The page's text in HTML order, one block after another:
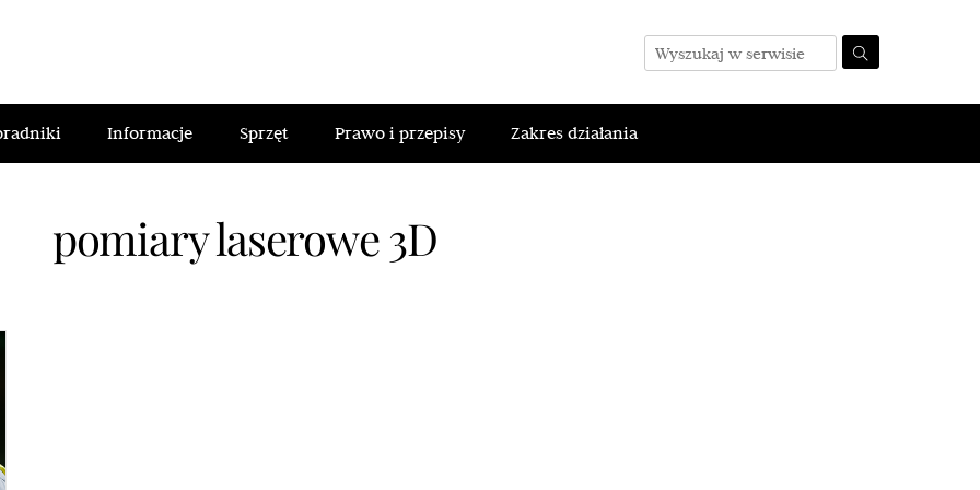
Informacje Sprzęt Prawo i przepisy Zakres działania
pomiary laserowe 3D